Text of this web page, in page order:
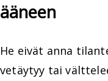
ääneen
He eivät anna
vetäytyy tai